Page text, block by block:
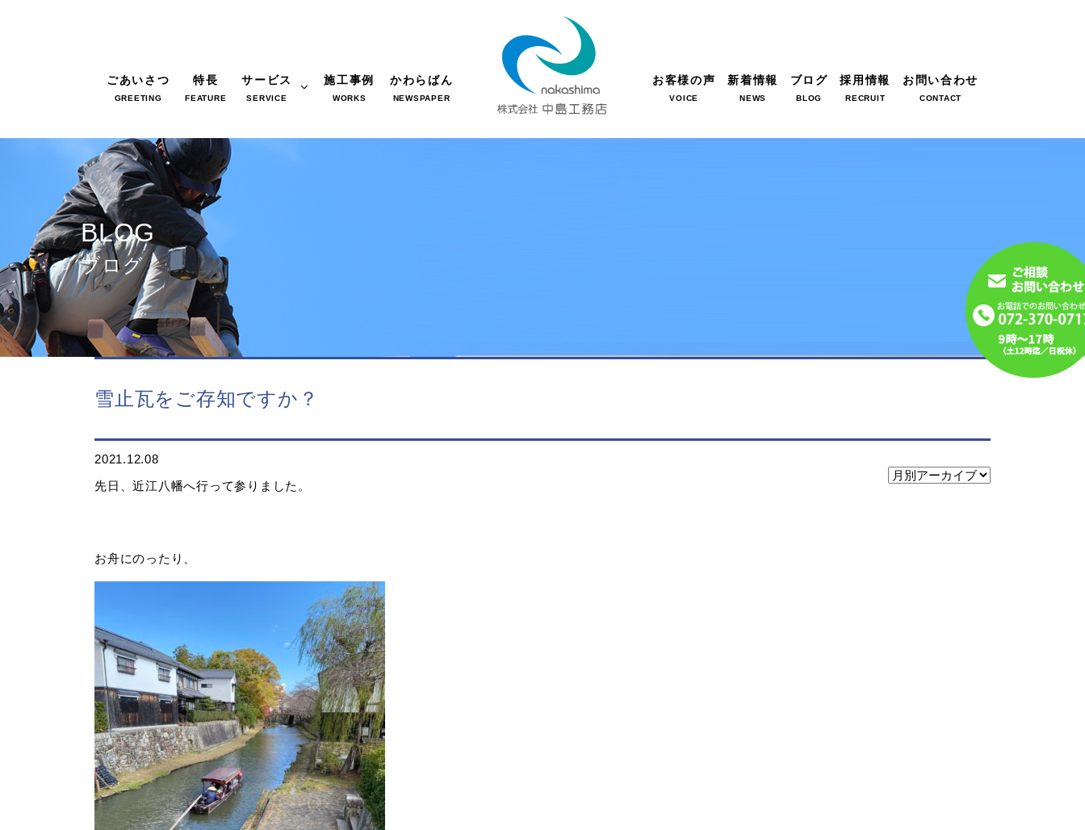
ごあいさつ
GREETING
特長
FEATURE
サービス
SERVICE
施工事例
WORKS
かわらばん
NEWSPAPER
お客様の声
VOICE
新着情報
NEWS
ブログ
BLOG
採用情報
RECRUIT
お問い合わせ
CONTACT
BLOG
ブログ
雪止瓦をご存知ですか？
2021.12.08
先日、近江八幡へ行って参りました。
お舟にのったり、